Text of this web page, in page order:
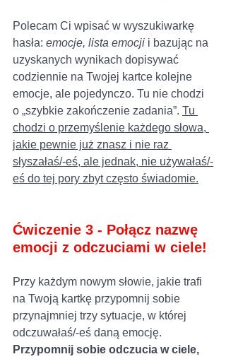
Polecam Ci wpisać w wyszukiwarkę
hasła: emocje, lista emocji i bazując na
uzyskanych wynikach dopisywać
codziennie na Twojej kartce kolejne
emocje, ale pojedynczo. Tu nie chodzi
o „szybkie zakończenie zadania”. Tu
chodzi o przemyślenie każdego słowa,
jakie pewnie już znasz i nie raz
słyszałaś/-eś, ale jednak, nie używałaś/-
eś do tej pory zbyt często świadomie.
Ćwiczenie 3 - Połącz nazwę
emocji z odczuciami w ciele!
Przy każdym nowym słowie, jakie trafi
na Twoją kartkę przypomnij sobie
przynajmniej trzy sytuacje, w której
odczuwałaś/-eś daną emocję.
Przypomnij sobie odczucia w ciele,